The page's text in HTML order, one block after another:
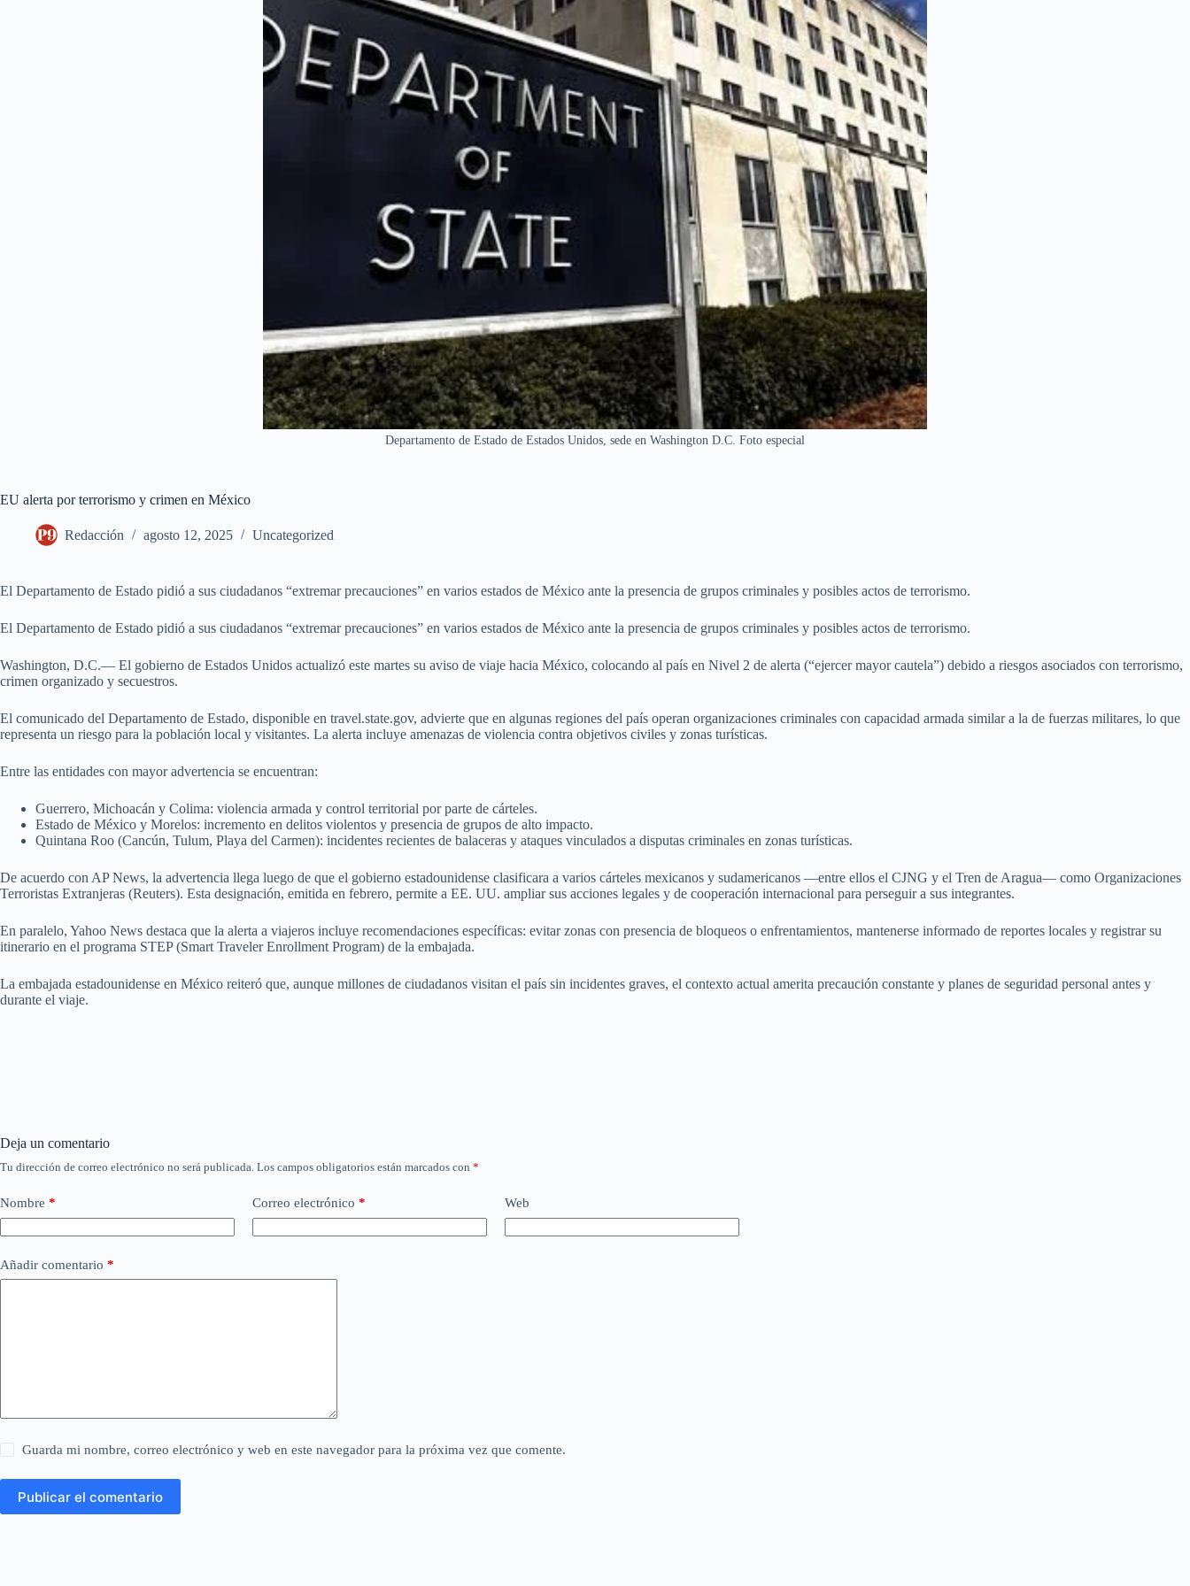
Departamento de Estado de Estados Unidos, sede en Washington D.C. Foto especial
EU alerta por terrorismo y crimen en México
Redacción agosto 12, 2025 Uncategorized
El Departamento de Estado pidió a sus ciudadanos “extremar precauciones” en varios estados de México ante la presencia de grupos criminales y posibles actos de terrorismo.
El Departamento de Estado pidió a sus ciudadanos “extremar precauciones” en varios estados de México ante la presencia de grupos criminales y posibles actos de terrorismo.
Washington, D.C.— El gobierno de Estados Unidos actualizó este martes su aviso de viaje hacia México, colocando al país en Nivel 2 de alerta (“ejercer mayor cautela”) debido a riesgos asociados con terrorismo,
crimen organizado y secuestros.
El comunicado del Departamento de Estado, disponible en travel.state.gov, advierte que en algunas regiones del país operan organizaciones criminales con capacidad armada similar a la de fuerzas militares, lo que
representa un riesgo para la población local y visitantes. La alerta incluye amenazas de violencia contra objetivos civiles y zonas turísticas.
Entre las entidades con mayor advertencia se encuentran:
Guerrero, Michoacán y Colima: violencia armada y control territorial por parte de cárteles.
Estado de México y Morelos: incremento en delitos violentos y presencia de grupos de alto impacto.
Quintana Roo (Cancún, Tulum, Playa del Carmen): incidentes recientes de balaceras y ataques vinculados a disputas criminales en zonas turísticas.
De acuerdo con AP News, la advertencia llega luego de que el gobierno estadounidense clasificara a varios cárteles mexicanos y sudamericanos —entre ellos el CJNG y el Tren de Aragua— como Organizaciones
Terroristas Extranjeras (Reuters). Esta designación, emitida en febrero, permite a EE. UU. ampliar sus acciones legales y de cooperación internacional para perseguir a sus integrantes.
En paralelo, Yahoo News destaca que la alerta a viajeros incluye recomendaciones específicas: evitar zonas con presencia de bloqueos o enfrentamientos, mantenerse informado de reportes locales y registrar su
itinerario en el programa STEP (Smart Traveler Enrollment Program) de la embajada.
La embajada estadounidense en México reiteró que, aunque millones de ciudadanos visitan el país sin incidentes graves, el contexto actual amerita precaución constante y planes de seguridad personal antes y
durante el viaje.
Deja un comentario
Tu dirección de correo electrónico no será publicada. Los campos obligatorios están marcados con *
Nombre * Correo electrónico * Web
Añadir comentario *
Guarda mi nombre, correo electrónico y web en este navegador para la próxima vez que comente.
Publicar el comentario